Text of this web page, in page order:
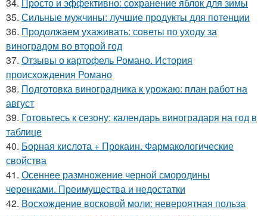
35. Сильные мужчины: лучшие продукты для потенции
36. Продолжаем ухаживать: советы по уходу за
виноградом во второй год
37. Отзывы о картофель Романо. История
происхождения Романо
38. Подготовка виноградника к урожаю: план работ на
август
39. Готовьтесь к сезону: календарь виноградаря на год в
таблице
40. Борная кислота + Прокаин. Фармакологические
свойства
41. Осеннее размножение черной смородины
черенками. Преимущества и недостатки
42. Восхождение восковой моли: невероятная польза